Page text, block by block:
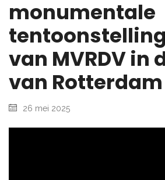
monumentale
van MVRDV in
van Rotterdam
26 mei 2025